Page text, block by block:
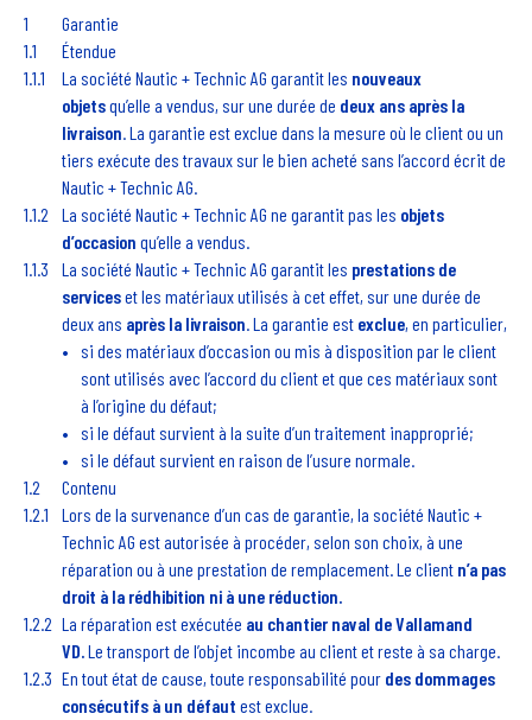
Garantie
Étendue
La société Nautic + Technic AG garantit les nouveaux
objetsqu’elle a vendus, sur une durée de deux ans après la
livraison. La garantie est exclue dans la mesure où le client ou un
tiers exécute des travaux sur le bien acheté sans l’accord écrit de
Nautic + Technic AG.
La société Nautic + Technic AG ne garantit pas les objets
d’occasion qu’elle a vendus.
La société Nautic + Technic AG garantit les prestations de
serviceset les matériaux utilisés à cet effet, sur une durée de
deux ans après la livraison. La garantie est exclue, en particulier,
si des matériaux d’occasion ou mis à disposition par le client
sont utilisés avec l’accord du client et que ces matériaux sont
à l’origine du défaut;
si le défaut survient à la suite d’un traitement inapproprié;
si le défaut survient en raison de l’usure normale.
Contenu
Lors de la survenance d’un cas de garantie, la société Nautic +
Technic AG est autorisée à procéder, selon son choix, à une
réparation ou à une prestation de remplacement. Le client n’a pas
droit à la rédhibition ni à une réduction.
La réparation est exécutée au chantier naval de Vallamand
VD.Le transport de l’objet incombe au client et reste à sa charge.
En tout état de cause, toute responsabilité pour des dommages
consécutifs à un défaut est exclue.